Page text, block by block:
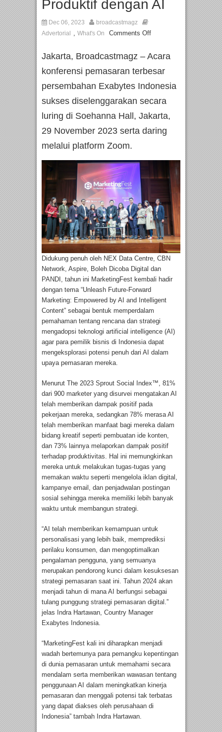
Produktif dengan AI
Dec 06, 2023
broadcastmagz
Advertorial
, What's On Comments Off
Jakarta, Broadcastmagz – Acara
konferensi pemasaran terbesar
persembahan Exabytes Indonesia
sukses diselenggarakan secara
luring di Soehanna Hall, Jakarta,
29 November 2023 serta daring
melalui platform Zoom.
Didukung penuh oleh NEX Data Centre, CBN
Network, Aspire, Boleh Dicoba Digital dan
PANDI, tahun ini MarketingFest kembali hadir
dengan tema “Unleash Future-Forward
Marketing: Empowered by AI and Intelligent
Content” sebagai bentuk memperdalam
pemahaman tentang rencana dan strategi
mengadopsi teknologi artificial intelligence (AI)
agar para pemilik bisnis di Indonesia dapat
mengeksplorasi potensi penuh dari AI dalam
upaya pemasaran mereka.
Menurut The 2023 Sprout Social Index™, 81%
dari 900 marketer yang disurvei mengatakan AI
telah memberikan dampak positif pada
pekerjaan mereka, sedangkan 78% merasa AI
telah memberikan manfaat bagi mereka dalam
bidang kreatif seperti pembuatan ide konten,
dan 73% lainnya melaporkan dampak positif
terhadap produktivitas. Hal ini memungkinkan
mereka untuk melakukan tugas-tugas yang
memakan waktu seperti mengelola iklan digital,
kampanye email, dan penjadwalan postingan
sosial sehingga mereka memiliki lebih banyak
waktu untuk membangun strategi.
“AI telah memberikan kemampuan untuk
personalisasi yang lebih baik, memprediksi
perilaku konsumen, dan mengoptimalkan
pengalaman pengguna, yang semuanya
merupakan pendorong kunci dalam kesuksesan
strategi pemasaran saat ini. Tahun 2024 akan
menjadi tahun di mana AI berfungsi sebagai
tulang punggung strategi pemasaran digital.”
jelas Indra Hartawan, Country Manager
Exabytes Indonesia.
“MarketingFest kali ini diharapkan menjadi
wadah bertemunya para pemangku kepentingan
di dunia pemasaran untuk memahami secara
mendalam serta memberikan wawasan tentang
penggunaan AI dalam meningkatkan kinerja
pemasaran dan menggali potensi tak terbatas
yang dapat diakses oleh perusahaan di
Indonesia” tambah Indra Hartawan.